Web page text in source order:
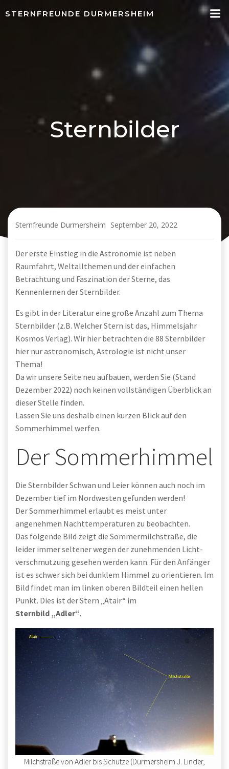
zum
STERNFREUNDE DURMERSHEIM
Sternbilder
Sternfreunde Durmersheim September 20, 2022
Der erste Einstieg in die Astronomie ist neben
Raumfahrt, Weltallthemen und der einfachen
Betrachtung und Faszination der Sterne, das
Kennenlernen der Sternbilder.
Es gibt in der Literatur eine große Anzahl zum Thema
Sternbilder (z.B. Welcher Stern ist das, Himmelsjahr
Kosmos Verlag). Wir hier betrachten die 88 Sternbilder
hier nur astronomisch, Astrologie ist nicht unser
Thema!
Da wir unsere Seite neu aufbauen, werden Sie (Stand
Dezember 2022) noch keinen vollständigen Überblick an
dieser Stelle finden.
Lassen Sie uns deshalb einen kurzen Blick auf den
Sommerhimmel werfen.
Der Sommerhimmel
Die Sternbilder Schwan und Leier können auch noch im
Dezember tief im Nordwesten gefunden werden!
Der Sommerhimmel erlaubt es meist unter
angenehmen Nachttemperaturen zu beobachten.
Das folgende Bild zeigt die Sommermilchstraße, die
leider immer seltener wegen der zunehmenden Licht-
verschmutzung gesehen werden kann. Für den Anfänger
ist es schwer sich bei dunklem Himmel zu orientieren. Im
Bild findet man im linken oberen Bildteil einen hellen
Punkt. Dies ist der Stern „Atair“ im
Sternbild „Adler“.
Milchstraße von Adler bis Schütze (Durmersheim J. Linder,